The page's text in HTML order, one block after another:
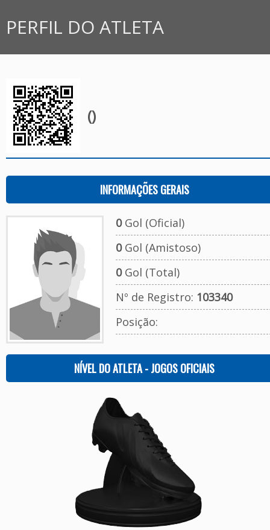
PERFIL DO ATLETA
()
INFORMAÇÕES GERAIS
0Gol (Oficial)
0Gol (Amistoso)
0Gol (Total)
Nº de Registro: 103340
Posição:
NÍVEL DO ATLETA - JOGOS OFICIAIS